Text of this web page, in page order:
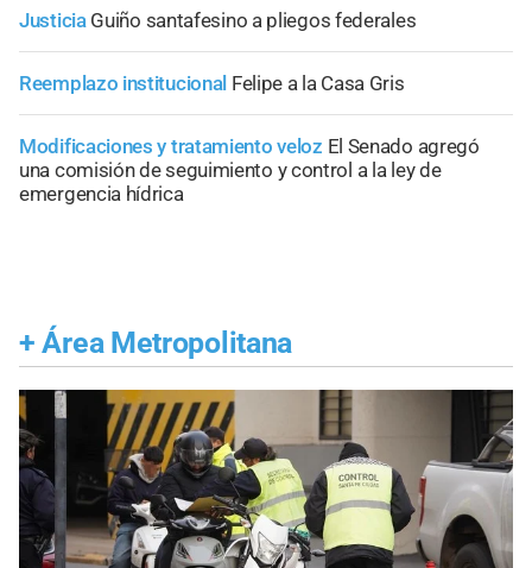
Justicia Guiño santafesino a pliegos federales
Reemplazo institucional Felipe a la Casa Gris
Modificaciones y tratamiento veloz El Senado agregó
una comisión de seguimiento y control a la ley de
emergencia hídrica
+ Área Metropolitana